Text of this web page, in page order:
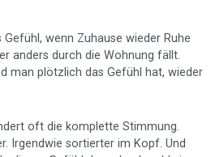
wenn Zuhause wieder Ruhe
anders durch die Wohnung fällt.
man plötzlich das Gefühl hat, wieder
oft die komplette Stimmung.
Irgendwie sortierter im Kopf. Und